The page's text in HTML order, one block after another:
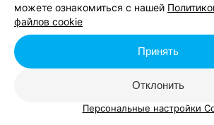
можете ознакомиться с нашей
файлов cookie
Отклонить
Принять
Персональные настройки